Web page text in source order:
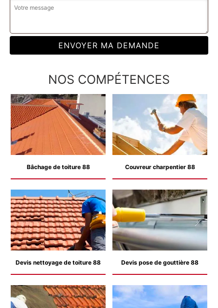
NOS COMPÉTENCES
Bâchage de toiture 88 Couvreur charpentier 88
Devis nettoyage de toiture 88 Devis pose de gouttière 88